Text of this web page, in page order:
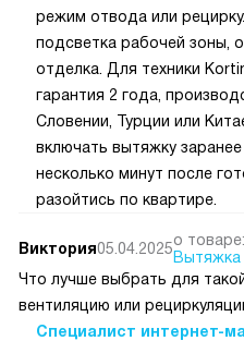
режим отвода или
подсветка рабочей зоны,
отделка. Для техники
гарантия 2 года,
Словении, Турции или
включать вытяжку
несколько минут после
разойтись по квартире.
Виктория05.04.2025о товаре:
Вытяжка
Что лучше выбрать для
вентиляцию или
Специалист интернет-